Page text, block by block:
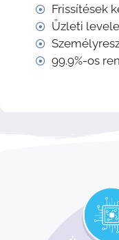
Frissítések
Üzleti
99.9%-os